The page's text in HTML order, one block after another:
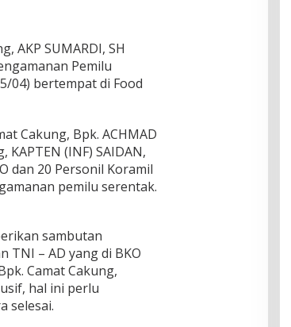
AKP SUMARDI, SH
Pemilu
04) bertempat di Food
Cakung, Bpk. ACHMAD
KAPTEN (INF) SAIDAN,
dan 20 Personil Koramil
pemilu serentak.
sambutan
TNI – AD yang di BKO
Camat Cakung,
hal ini perlu
selesai.